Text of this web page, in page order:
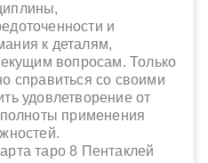
и
к деталям,
вопросам. Только
справиться со своими
удовлетворение от
применения
таро 8 Пентаклей